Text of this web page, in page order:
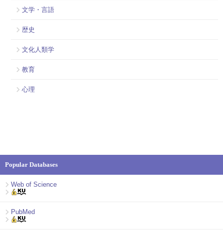
文学・言語
歴史
文化人類学
教育
心理
Popular Databases
Web of Science
PubMed